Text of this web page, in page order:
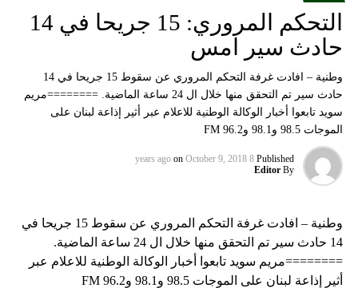
التحكم المروري: 15 جريحا في 14
حادث سير امس
وطنية – افادت غرفة التحكم المروري عن سقوط 15 جريحا في 14
حادث سير تم التحقق منها خلال ال 24 ساعة الماضية. ========مريم
سويد تابعوا أخبار الوكالة الوطنية للاعلام عبر أثير إذاعة لبنان على
الموجات 98.5 و98.1 و96.2 FM
Published
8 years ago
on October 9, 2018
By
Editor
وطنية – افادت غرفة التحكم المروري عن سقوط 15 جريحا في
14 حادث سير تم التحقق منها خلال ال 24 ساعة الماضية.
========مريم سويد تابعوا أخبار الوكالة الوطنية للاعلام عبر
أثير إذاعة لبنان على الموجات 98.5 و98.1 و96.2 FM